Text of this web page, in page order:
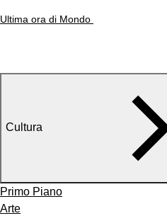
Ultima ora di Mondo
Cultura
Primo Piano
Arte